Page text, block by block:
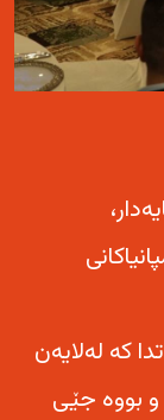
کە لەلایەن
و بووە جێی